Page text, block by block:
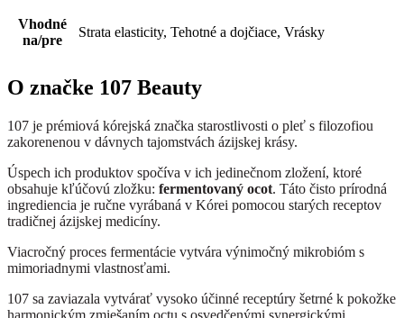
Vhodné
na/pre
Strata elasticity, Tehotné a dojčiace, Vrásky
O značke 107 Beauty
107 je prémiová kórejská značka starostlivosti o pleť s filozofiou
zakorenenou v dávnych tajomstvách ázijskej krásy.
Úspech ich produktov spočíva v ich jedinečnom zložení, ktoré
obsahuje kľúčovú zložku: fermentovaný ocot. Táto čisto prírodná
ingrediencia je ručne vyrábaná v Kórei pomocou starých receptov
tradičnej ázijskej medicíny.
Viacročný proces fermentácie vytvára výnimočný mikrobióm s
mimoriadnymi vlastnosťami.
107 sa zaviazala vytvárať vysoko účinné receptúry šetrné k pokožke
harmonickým zmiešaním octu s osvedčenými synergickými